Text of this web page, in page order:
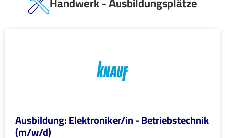
Ausbildung: Elektroniker/in - Betriebstechnik
(m/w/d)